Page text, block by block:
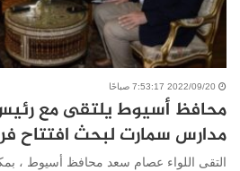
2022/09/20 7:53:17 صباحًا
محافظ أسيوط يلتقى مع
مدارس سمارت لبحث افتتاح
التقى اللواء عصام سعد محافظ أسيوط ،